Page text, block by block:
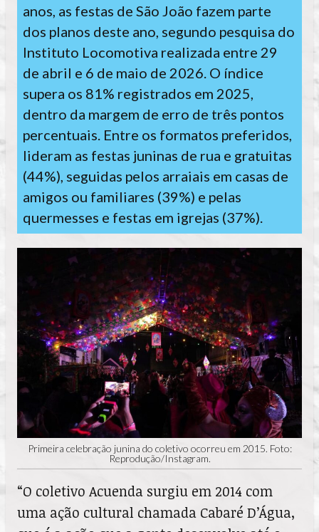
anos, as festas de São João fazem parte
dos planos deste ano, segundo pesquisa do
Instituto Locomotiva realizada entre 29
de abril e 6 de maio de 2026. O índice
supera os 81% registrados em 2025,
dentro da margem de erro de três pontos
percentuais. Entre os formatos preferidos,
lideram as festas juninas de rua e gratuitas
(44%), seguidas pelos arraiais em casas de
amigos ou familiares (39%) e pelas
quermesses e festas em igrejas (37%).
Primeira celebração junina do coletivo ocorreu em 2015. Foto:
Reprodução/Instagram.
“O coletivo Acuenda surgiu em 2014 com
uma ação cultural chamada Cabaré D’Água,